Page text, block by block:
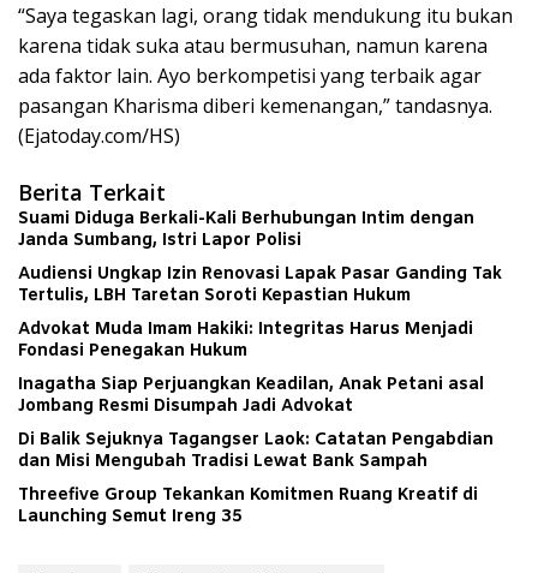
“Saya tegaskan lagi, orang tidak mendukung itu bukan
karena tidak suka atau bermusuhan, namun karena
ada faktor lain. Ayo berkompetisi yang terbaik agar
pasangan Kharisma diberi kemenangan,” tandasnya.
(Ejatoday.com/HS)
Berita Terkait
Suami Diduga Berkali-Kali Berhubungan Intim dengan
Janda Sumbang, Istri Lapor Polisi
Audiensi Ungkap Izin Renovasi Lapak Pasar Ganding Tak
Tertulis, LBH Taretan Soroti Kepastian Hukum
Advokat Muda Imam Hakiki: Integritas Harus Menjadi
Fondasi Penegakan Hukum
Inagatha Siap Perjuangkan Keadilan, Anak Petani asal
Jombang Resmi Disumpah Jadi Advokat
Di Balik Sejuknya Tagangser Laok: Catatan Pengabdian
dan Misi Mengubah Tradisi Lewat Bank Sampah
Threefive Group Tekankan Komitmen Ruang Kreatif di
Launching Semut Ireng 35